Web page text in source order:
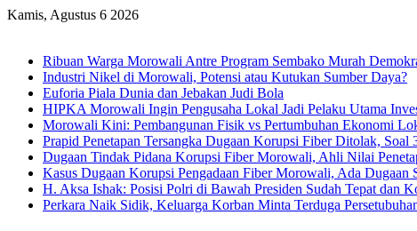
Kamis, Agustus 6 2026
Ribuan Warga Morowali Antre Program Sembako Murah
Industri Nikel di Morowali, Potensi atau Kutukan Sumber Daya?
Euforia Piala Dunia dan Jebakan Judi Bola
HIPKA Morowali Ingin Pengusaha Lokal Jadi Pelaku Utama
Morowali Kini: Pembangunan Fisik vs Pertumbuhan Ekonomi
Prapid Penetapan Tersangka Dugaan Korupsi Fiber Ditolak,
Dugaan Tindak Pidana Korupsi Fiber Morowali, Ahli Nilai
Kasus Dugaan Korupsi Pengadaan Fiber Morowali, Ada
H. Aksa Ishak: Posisi Polri di Bawah Presiden Sudah Tepat dan
Perkara Naik Sidik, Keluarga Korban Minta Terduga